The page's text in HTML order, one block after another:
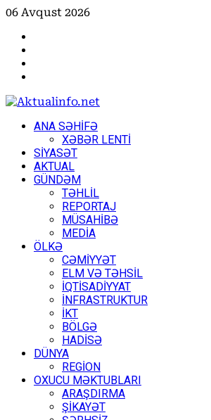
Skip
content
06 Avqust 2026
PrimaryANA SƏHİFƏ
XƏBƏR LENTİ
SİYASƏT
AKTUAL
GÜNDƏM
TƏHLİL
REPORTAJ
MÜSAHİBƏ
MEDİA
ÖLKƏ
CƏMİYYƏT
ELM VƏ TƏHSİL
İQTİSADİYYAT
İNFRASTRUKTUR
İKT
BÖLGƏ
HADİSƏ
DÜNYA
REGİON
OXUCU MƏKTUBLARI
ARAŞDIRMA
ŞİKAYƏT